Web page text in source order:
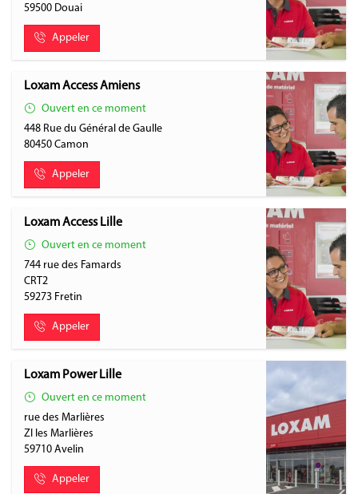
59500 Douai
Appeler
Loxam Access Amiens
Ouvert en ce moment
448 Rue du Général de Gaulle
80450 Camon
Appeler
Loxam Access Lille
Ouvert en ce moment
744 rue des Famards
CRT2
59273 Fretin
Appeler
Loxam Power Lille
Ouvert en ce moment
rue des Marlières
ZI les Marlières
59710 Avelin
Appeler